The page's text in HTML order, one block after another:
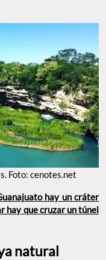
Foto: cenotes.net
hay un cráter
hay que cruzar un túnel
natural